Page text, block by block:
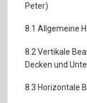
Peter)
8.1 Allgemeine
8.2 Vertikale
Decken und
8.3 Horizontale